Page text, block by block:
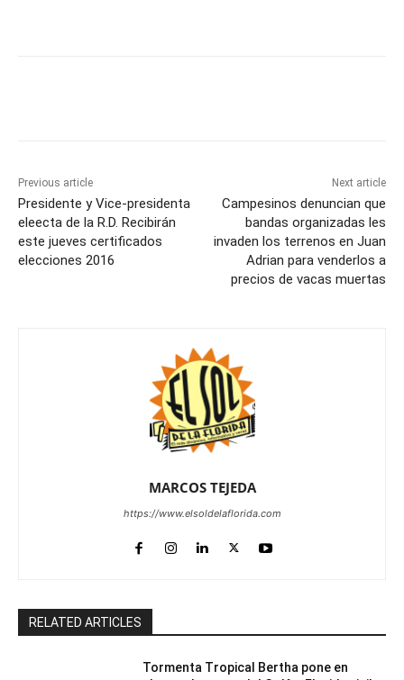
Previous article
Presidente y Vice-presidenta
eleecta de la R.D. Recibirán
este jueves certificados
elecciones 2016
Next article
Campesinos denuncian que
bandas organizadas les
invaden los terrenos en Juan
Adrian para venderlos a
precios de vacas muertas
MARCOS TEJEDA
https://www.elsoldelaflorida.com
RELATED ARTICLES
Tormenta Tropical Bertha pone en